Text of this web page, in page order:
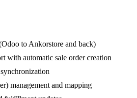
to Ankorstore and back)
with automatic sale order creation
management and mapping